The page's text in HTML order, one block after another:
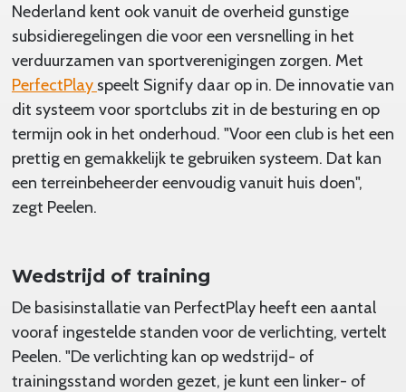
Nederland kent ook vanuit de overheid gunstige
subsidieregelingen die voor een versnelling in het
verduurzamen van sportverenigingen zorgen. Met
PerfectPlay speelt Signify daar op in. De innovatie van
dit systeem voor sportclubs zit in de besturing en op
termijn ook in het onderhoud. "Voor een club is het een
prettig en gemakkelijk te gebruiken systeem. Dat kan
een terreinbeheerder eenvoudig vanuit huis doen",
zegt Peelen.
Wedstrijd of training
De basisinstallatie van PerfectPlay heeft een aantal
vooraf ingestelde standen voor de verlichting, vertelt
Peelen. "De verlichting kan op wedstrijd- of
trainingsstand worden gezet, je kunt een linker- of